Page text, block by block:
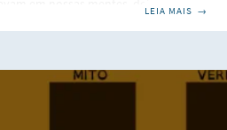
a segunda, eu gosto muito de
Veríssimo, C.S Lewis e outros
pensando como pode haver
LEIA MAIS →